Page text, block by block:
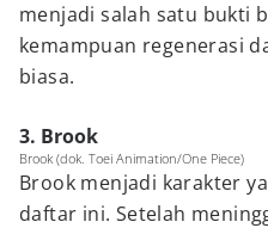
menjadi salah satu bukti
kemampuan regenerasi
biasa.
3. Brook
Brook (dok. Toei Animation/One Piece)
Brook menjadi karakter
daftar ini. Setelah